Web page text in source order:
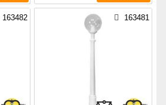
163482 163481